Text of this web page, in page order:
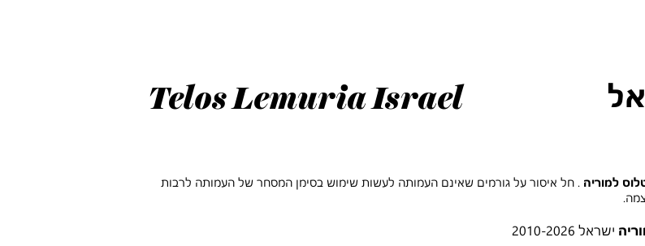
Telos Lemuria Israel
למוריה . חל איסור על גורמים שאינם העמותה לעשות שימוש בסימן המסחר של העמותה לרבות
ישראל 2010-2026